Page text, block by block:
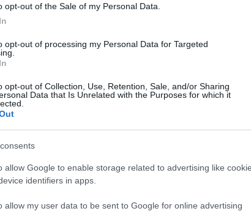
opt-out of the Sale of my Personal Data.
opt-out of processing my Personal Data for Targeted
opt-out of Collection, Use, Retention, Sale, and/or Sharing
Data that Is Unrelated with the Purposes for which it
allow Google to enable storage related to advertising like
identifiers in apps.
allow my user data to be sent to Google for online advertising
de Costa Rica, de sus junglas exuberantes con hojas
deciros que en sus paisajes se han rodado películas
O como dicen por allí: ¡Pura Vida!
de Dinamarca, acoja el 4% de la bioversidad mundial –
medioambiental que son un referente mundial, a la vez
las tirolinas más divertidas…y desayunar todas la
la historia, su lista de frutas es de otro planeta y muy fácil
-de color púrpura-, manzanas de agua -de color
ahí.
al Volcán Poas, con uno de los mayores cráteres del